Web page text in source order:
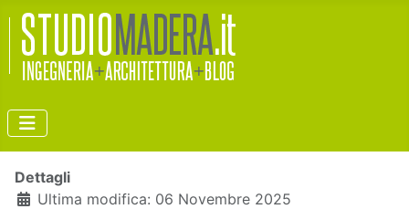
Dettagli
Ultima modifica: 06 Novembre 2025